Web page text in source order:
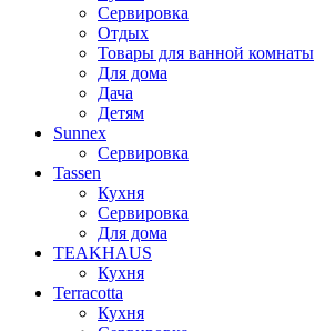
Сервировка
Отдых
Товары для ванной комнаты
Для дома
Дача
Детям
Sunnex
Сервировка
Tassen
Кухня
Сервировка
Для дома
TEAKHAUS
Кухня
Terracotta
Кухня